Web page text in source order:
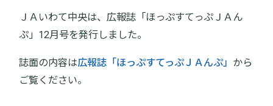
ＪＡいわて中央は、広報誌「ほっぷすてっぷＪＡん
ぷ」12月号を発行しました。
誌面の内容は広報誌「ほっぷすてっぷＪＡんぷ」 から
ご覧ください。